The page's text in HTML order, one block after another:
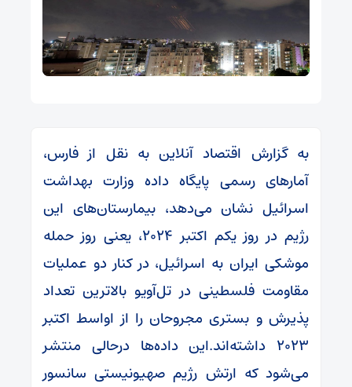
به گزارش اقتصاد آنلاین به نقل از فارس،
آمارهای رسمی پایگاه داده‌ وزارت بهداشت
اسرائیل نشان می‌دهد، بیمارستان‌های این
رژیم در روز یکم اکتبر ۲۰۲۴، یعنی روز حمله
موشکی ایران به اسرائیل، در کنار دو عملیات
مقاومت فلسطینی در تل‌آویو بالاترین تعداد
پذیرش‌ و بستری مجروحان را از اواسط اکتبر
۲۰۲۳ داشته‌اند.این داده‌ها درحالی منتشر
می‌شود که ارتش رژیم صهیونیستی سانسور